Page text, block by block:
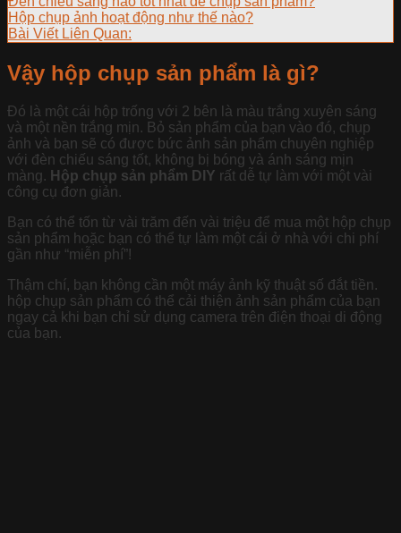
Hộp chụp ảnh hoạt động như thế nào?
Bài Viết Liên Quan:
Vậy hộp chụp sản phẩm là gì?
Đó là một cái hộp trống với 2 bên là màu trắng xuyên sáng
và một nền trắng mịn. Bỏ sản phẩm của bạn vào đó, chụp
ảnh và bạn sẽ có được bức ảnh sản phẩm chuyên nghiệp
với đèn chiếu sáng tốt, không bị bóng và ánh sáng mịn
màng. Hộp chụp sản phẩm DIY rất dễ tự làm với một vài
công cụ đơn giản.
Bạn có thể tốn từ vài trăm đến vài triệu để mua một hộp chụp
sản phẩm hoặc bạn có thể tự làm một cái ở nhà với chi phí
gần như “miễn phí”!
Thậm chí, bạn không cần một máy ảnh kỹ thuật số đắt tiền.
hộp chụp sản phẩm có thể cải thiện ảnh sản phẩm của bạn
ngay cả khi bạn chỉ sử dụng camera trên điện thoại di động
của bạn.